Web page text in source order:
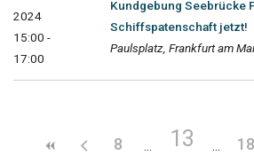
2024
15:00 -
17:00
Kundgebung Seebrücke
Schiffspatenschaft jetzt!
Paulsplatz, Frankfurt am
8 13 18